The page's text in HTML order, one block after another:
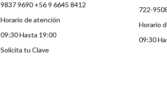
9837 9690 +56 9 6645 8412
Horario de atención
09:30 Hasta 19:00
Solicita tu Clave
722-
Horario
09:30